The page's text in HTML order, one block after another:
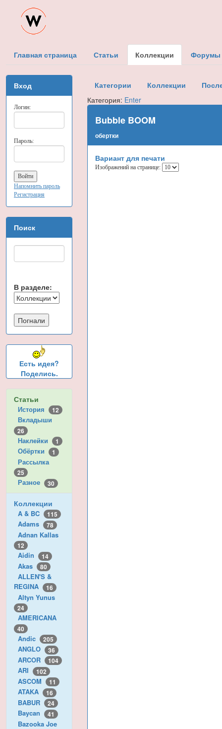
Главная страница Статьи Коллекции Форумы
Вход
Логин:
Пароль:
Напомнить пароль
Регистрация
Поиск
В разделе:
Есть идея?
Поделись.
Статьи
История 12
Вкладыши
26
Наклейки 1
Обёртки 1
Рассылка
25
Разное 30
Коллекции
A & BC 115
Adams 78
Adnan Kallas
12
Aidin 14
Akas 80
ALLEN'S &
REGINA
16
Altyn Yunus
24
AMERICANA
40
Andic 205
ANGLO 36
ARCOR 104
ARI 102
ASCOM 11
ATAKA 16
BABUR 24
Baycan 41
Bazooka Joe
Категории Коллекции
Категория: Enter
Bubble BOOM
обертки
Вариант для печати
Изображений на странице: